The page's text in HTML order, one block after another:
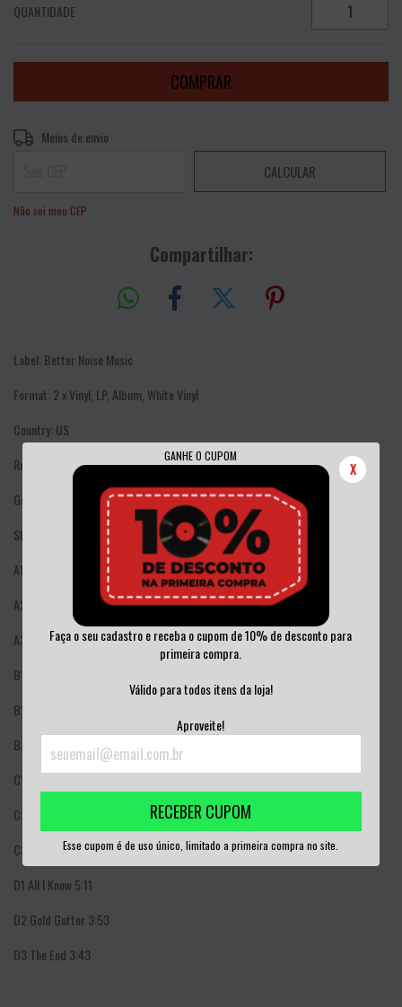
GANHE O CUPOM
X
Faça o seu cadastro e receba o cupom de 10% de desconto para
primeira compra.
Válido para todos itens da loja!
Aproveite!
RECEBER CUPOM
Esse cupom é de uso único, limitado a primeira compra no site.
QUANTIDADE
Entregas para o CEP:
Meios de envio
CALCULAR
Não sei meu CEP
Compartilhar:
Label: Better Noise Music
Format: 2 x Vinyl, LP, Album, White Vinyl
Country: US
Released: Aug 19, 2022
Genre: Rock
Style: Alternative Metal, Groove Metal, Nu Metal
A1
Welcome To The Circus
4:16
A2
A3
Times Like These3:29
B1
B2
B3
Judgement Day 4:52
C1
C2
C3
Blood And Tar3:22
D1 All I Know5:11
D2 Gold Gutter 3:53
D3 The End 3:43